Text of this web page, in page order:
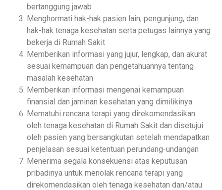
bertanggung jawab
Menghormati hak-hak pasien lain, pengunjung, dan
hak-hak tenaga kesehatan serta petugas lainnya yang
bekerja di Rumah Sakit
Memberikan informasi yang jujur, lengkap, dan akurat
sesuai kemampuan dan pengetahuannya tentang
masalah kesehatan
Memberikan informasi mengenai kemampuan
finansial dan jaminan kesehatan yang dimilikinya
Mematuhi rencana terapi yang direkomendasikan
oleh tenaga kesehatan di Rumah Sakit dan disetujui
oleh pasien yang bersangkutan setelah mendapatkan
penjelasan sesuai ketentuan perundang-undangan
Menerima segala konsekuensi atas keputusan
pribadinya untuk menolak rencana terapi yang
direkomendasikan oleh tenaga kesehatan dan/atau